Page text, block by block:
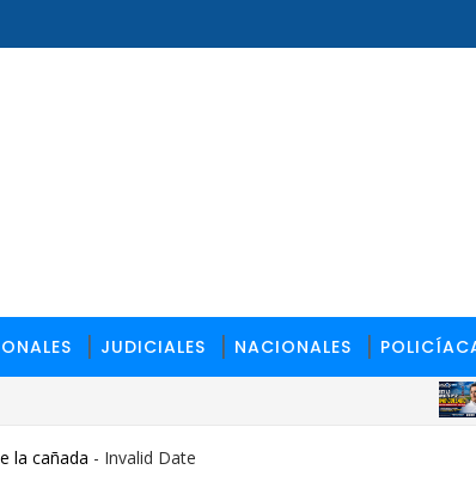
JUDICIALES NACIONALES
la cañada - Invalid Date